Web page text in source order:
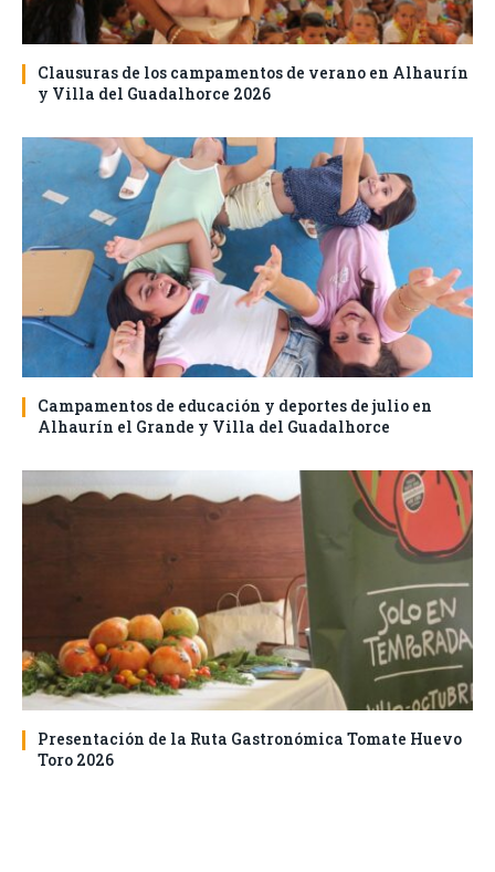
Clausuras de los campamentos de verano en Alhaurín
y Villa del Guadalhorce 2026
Campamentos de educación y deportes de julio en
Alhaurín el Grande y Villa del Guadalhorce
Presentación de la Ruta Gastronómica Tomate Huevo
Toro 2026